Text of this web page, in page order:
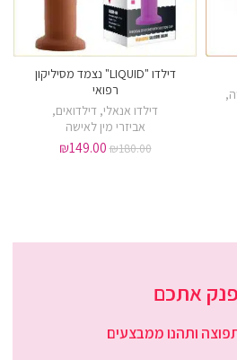
,
דילדו "LIQUID" נצמד מסיליקון
רפואי
דילדו אנאלי, דילדואים,
אביזרי מין לאישה
₪180.00
₪149.00
אתכם
ותהנו ממבצעים